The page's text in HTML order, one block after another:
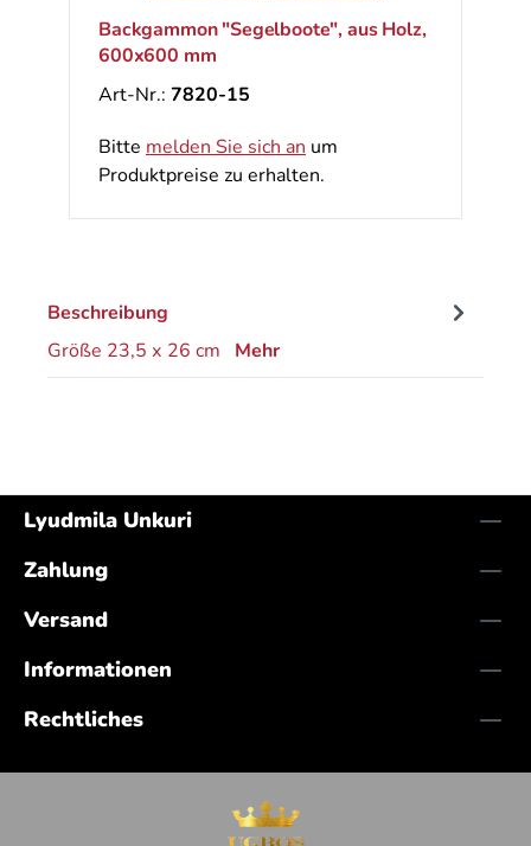
Backgammon "Segelboote", aus Holz,
600x600 mm
Art-Nr.: 7820-15
Bitte melden Sie sich an um
Produktpreise zu erhalten.
Beschreibung
Größe 23,5 х 26 cm Mehr
Lyudmila Unkuri
Zahlung
Versand
Informationen
Rechtliches